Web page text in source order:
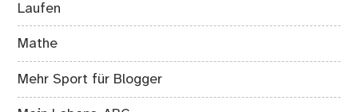
Laufen
Mathe
Mehr Sport für Blogger